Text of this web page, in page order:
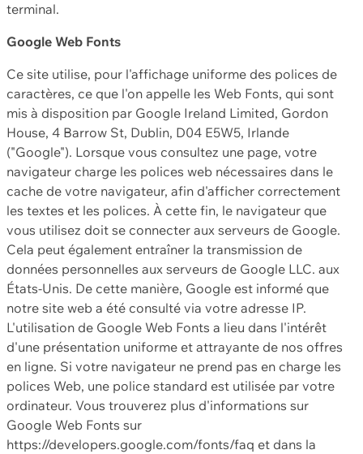
terminal.
Google Web Fonts
Ce site utilise, pour l'affichage uniforme des polices de
caractères, ce que l'on appelle les Web Fonts, qui sont
mis à disposition par Google Ireland Limited, Gordon
House, 4 Barrow St, Dublin, D04 E5W5, Irlande
("Google"). Lorsque vous consultez une page, votre
navigateur charge les polices web nécessaires dans le
cache de votre navigateur, afin d'afficher correctement
les textes et les polices. À cette fin, le navigateur que
vous utilisez doit se connecter aux serveurs de Google.
Cela peut également entraîner la transmission de
données personnelles aux serveurs de Google LLC. aux
États-Unis. De cette manière, Google est informé que
notre site web a été consulté via votre adresse IP.
L'utilisation de Google Web Fonts a lieu dans l'intérêt
d'une présentation uniforme et attrayante de nos offres
en ligne. Si votre navigateur ne prend pas en charge les
polices Web, une police standard est utilisée par votre
ordinateur. Vous trouverez plus d'informations sur
Google Web Fonts sur
https://developers.google.com/fonts/faq et dans la